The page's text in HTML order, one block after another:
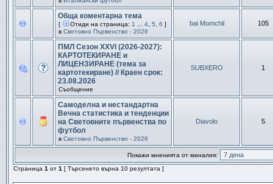
Обща коментарна тема
[ Отиди на страница: 1 4 5 6 ]
в Световно Първенство - 2026
bai Momchil 105
ПМЛ Сезон XXVI (2026-2027):
КАРТОТЕКИРАНЕ и
ЛИЦЕНЗИРАНЕ (тема за
картотекиране) // Краен срок:
23.08.2026
Съобщение
SUBXERO 1
Самоделна и нестандартна
Вечна статистика и тенденции
на Световните първенства по
футбол
в Световно Първенство - 2026
Diavolo 5
Покажи мненията от миналия:
Страница 1 от 1 [ Търсенето върна 10 резултата ]